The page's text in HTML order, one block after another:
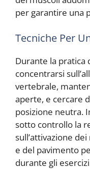
per garantire una
Tecniche Per
Durante la pratica
concentrarsi
vertebrale,
aperte, e cercare
posizione neutra.
sotto controllo la
sull’attivazione
e del pavimento
durante gli